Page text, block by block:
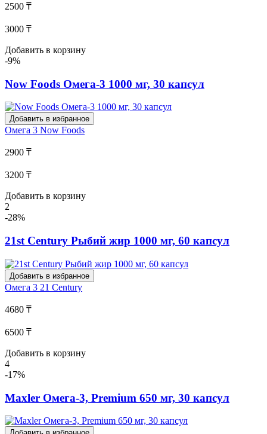
2500 ₸
3000 ₸
Добавить в корзину
-9%
Now Foods Омега-3 1000 мг, 30 капсул
Добавить в избранное
Омега 3 Now Foods
2900 ₸
3200 ₸
Добавить в корзину
2
-28%
21st Century Рыбий жир 1000 мг, 60 капсул
Добавить в избранное
Омега 3 21 Century
4680 ₸
6500 ₸
Добавить в корзину
4
-17%
Maxler Омега-3, Premium 650 мг, 30 капсул